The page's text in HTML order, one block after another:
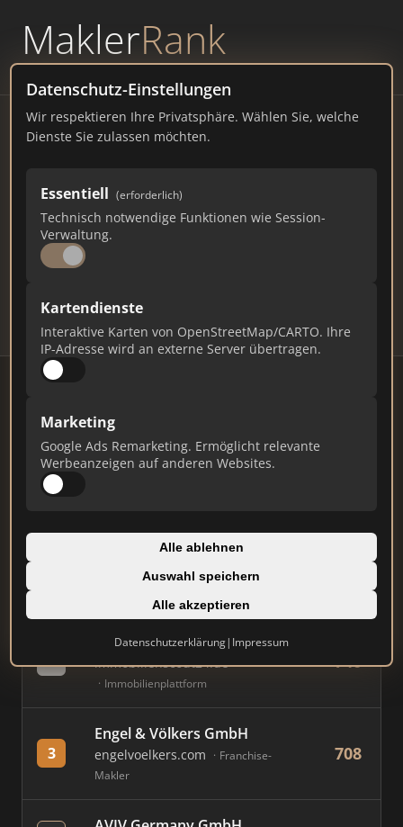
MaklerRank
powered byWAVEPOINT
Datenschutz-Einstellungen
Wir respektieren Ihre Privatsphäre. Wählen Sie, welche
Dienste Sie zulassen möchten.
Essentiell (erforderlich)
Technisch notwendige Funktionen wie Session-
Verwaltung.
Kartendienste
Interaktive Karten von OpenStreetMap/CARTO. Ihre
IP-Adresse wird an externe Server übertragen.
Marketing
Google Ads Remarketing. Ermöglicht relevante
Werbeanzeigen auf anderen Websites.
Alle ablehnen
Auswahl speichern
Alle akzeptieren
Datenschutzerklärung| Impressum
Immobilienmakler
Chiemsee – Ranking Juli
2026
BAYERN300 EINWOHNER
87
Makler Makler-Keywords
Stand: Juli 2026
#
von Poll Immobilien Frankfurt
- Westend
2
Immobilien Scout GmbH
immobilienscout24.de
Immobilienplattform
740
3
Engel & Völkers GmbH
engelvoelkers.com
Franchise-
Makler
708